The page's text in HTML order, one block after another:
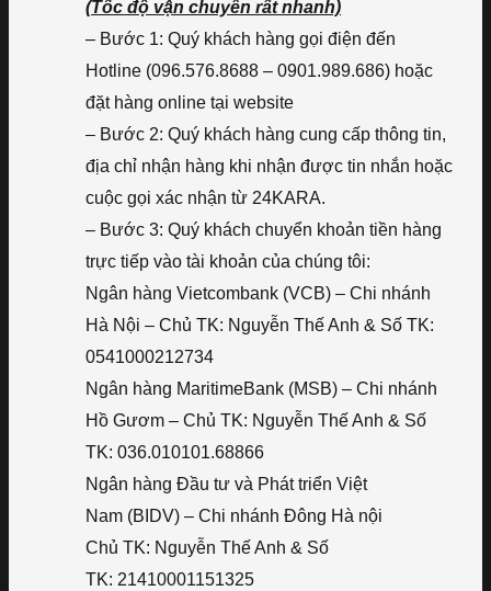
(Tốc độ vận chuyển rất nhanh)
– Bước 1: Quý khách hàng gọi điện đến
Hotline (096.576.8688 – 0901.989.686) hoặc
đặt hàng online tại website
– Bước 2: Quý khách hàng cung cấp thông tin,
địa chỉ nhận hàng khi nhận được tin nhắn hoặc
cuộc gọi xác nhận từ 24KARA.
– Bước 3: Quý khách chuyển khoản tiền hàng
trực tiếp vào tài khoản của chúng tôi:
Ngân hàng Vietcombank (VCB) – Chi nhánh
Hà Nội – Chủ TK: Nguyễn Thế Anh & Số TK:
0541000212734
Ngân hàng MaritimeBank (MSB) – Chi nhánh
Hồ Gươm – Chủ TK: Nguyễn Thế Anh & Số
TK: 036.010101.68866
Ngân hàng Đầu tư và Phát triển Việt
Nam (BIDV) – Chi nhánh Đông Hà nội
Chủ TK: Nguyễn Thế Anh & Số
TK: 21410001151325